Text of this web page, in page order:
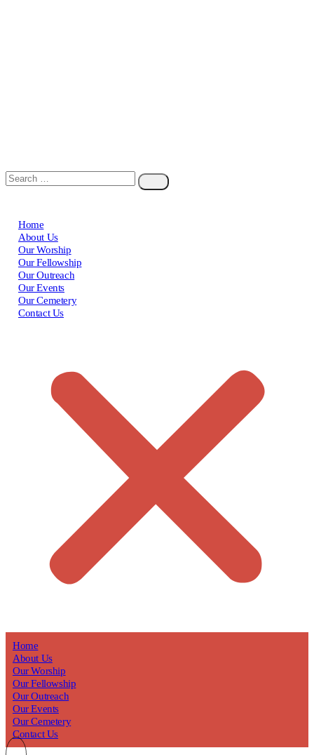
Home
About Us
Our Worship
Our Fellowship
Our Outreach
Our Events
Our Cemetery
Contact Us
Home
About Us
Our Worship
Our Fellowship
Our Outreach
Our Events
Our Cemetery
Contact Us